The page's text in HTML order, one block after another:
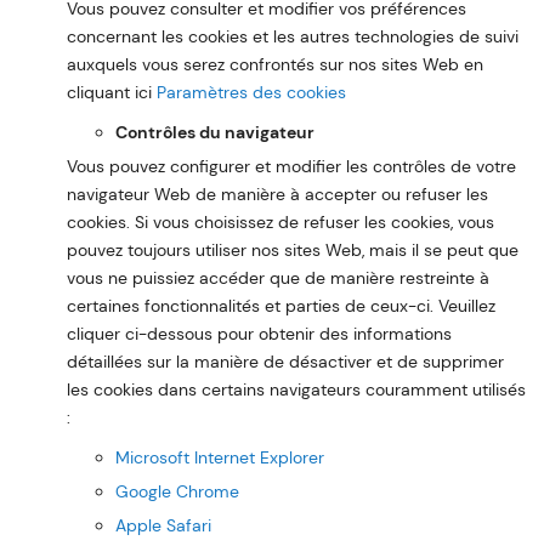
Vous pouvez consulter et modifier vos préférences
concernant les cookies et les autres technologies de suivi
auxquels vous serez confrontés sur nos sites Web en
cliquant ici Paramètres des cookies
Contrôles du navigateur
Vous pouvez configurer et modifier les contrôles de votre
navigateur Web de manière à accepter ou refuser les
cookies. Si vous choisissez de refuser les cookies, vous
pouvez toujours utiliser nos sites Web, mais il se peut que
vous ne puissiez accéder que de manière restreinte à
certaines fonctionnalités et parties de ceux-ci. Veuillez
cliquer ci-dessous pour obtenir des informations
détaillées sur la manière de désactiver et de supprimer
les cookies dans certains navigateurs couramment utilisés
:
Microsoft Internet Explorer
Google Chrome
Apple Safari